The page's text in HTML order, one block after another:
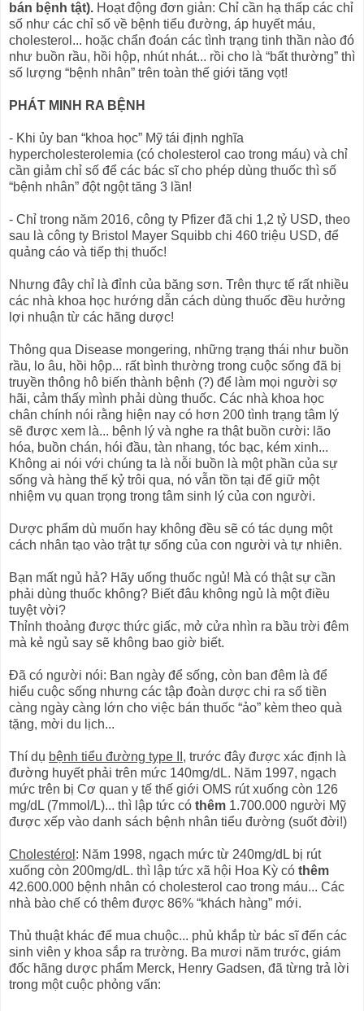
bán bệnh tật). Hoạt động đơn giản: Chỉ cần hạ thấp các chỉ
số như các chỉ số về bệnh tiểu đường, áp huyết máu,
cholesterol... hoặc chẩn đoán các tình trạng tinh thần nào đó
như buồn rầu, hồi hộp, nhút nhát... rồi cho là “bất thường” thì
số lượng “bệnh nhân” trên toàn thế giới tăng vọt!
PHÁT MINH RA BỆNH
- Khi ủy ban “khoa học” Mỹ tái định nghĩa
hypercholesterolemia (có cholesterol cao trong máu) và chỉ
cần giảm chỉ số để các bác sĩ cho phép dùng thuốc thì số
“bệnh nhân” đột ngột tăng 3 lần!
- Chỉ trong năm 2016, công ty Pfizer đã chi 1,2 tỷ USD, theo
sau là công ty Bristol Mayer Squibb chi 460 triệu USD, để
quảng cáo và tiếp thị thuốc!
Nhưng đây chỉ là đỉnh của băng sơn. Trên thực tế rất nhiều
các nhà khoa học hướng dẫn cách dùng thuốc đều hưởng
lợi nhuận từ các hãng dược!
Thông qua Disease mongering, những trạng thái như buồn
rầu, lo âu, hồi hộp... rất bình thường trong cuộc sống đã bị
truyền thông hô biến thành bệnh (?) để làm mọi người sợ
hãi, cảm thấy mình phải dùng thuốc. Các nhà khoa học
chân chính nói rằng hiện nay có hơn 200 tình trạng tâm lý
sẽ được xem là... bệnh lý và nghe ra thật buồn cười: lão
hóa, buồn chán, hói đầu, tàn nhang, tóc bạc, kém xinh...
Không ai nói với chúng ta là nỗi buồn là một phần của sự
sống và hàng thế kỷ trôi qua, nó vẫn tồn tại để giữ một
nhiệm vụ quan trọng trong tâm sinh lý của con người.
Dược phẩm dù muốn hay không đều sẽ có tác dụng một
cách nhân tạo vào trật tự sống của con người và tự nhiên.
Bạn mất ngủ hả? Hãy uống thuốc ngủ! Mà có thật sự cần
phải dùng thuốc không? Biết đâu không ngủ là một điều
tuyệt vời?
Thỉnh thoảng được thức giấc, mở cửa nhìn ra bầu trời đêm
mà kẻ ngủ say sẽ không bao giờ biết.
Đã có người nói: Ban ngày để sống, còn ban đêm là để
hiểu cuộc sống nhưng các tập đoàn dược chi ra số tiền
càng ngày càng lớn cho việc bán thuốc “ảo” kèm theo quà
tặng, mời du lịch...
Thí dụ bệnh tiểu đường type II , trước đây được xác định là
đường huyết phải trên mức 140mg/dL. Năm 1997, ngạch
mức trên bị Cơ quan y tế thế giới OMS rút xuống còn 126
mg/dL (7mmol/L)... thì lập tức có thêm 1.700.000 người Mỹ
được xếp vào danh sách bệnh nhân tiểu đường (suốt đời!)
Cholestérol : Năm 1998, ngạch mức từ 240mg/dL bị rút
xuống còn 200mg/dL. thì lập tức xã hội Hoa Kỳ có thêm
42.600.000 bệnh nhân có cholesterol cao trong máu... Các
nhà bào chế có thêm được 86% “khách hàng” mới.
Thủ thuật khác để mua chuộc... phủ khắp từ bác sĩ đến các
sinh viên y khoa sắp ra trường. Ba mươi năm trước, giám
đốc hãng dược phẩm Merck, Henry Gadsen, đã từng trả lời
trong một cuộc phỏng vấn: